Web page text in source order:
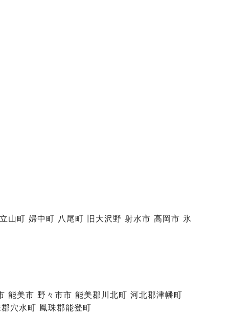
山町 婦中町 八尾町 旧大沢野 射水市 高岡市 氷
能美市 野々市市 能美郡川北町 河北郡津幡町
穴水町 鳳珠郡能登町